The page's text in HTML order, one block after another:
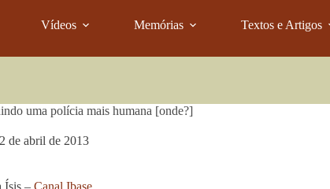
Vídeos Memórias Textos e Artigos
uma polícia mais humana [onde?]
de abril de 2013
Ísis – Canal Ibase